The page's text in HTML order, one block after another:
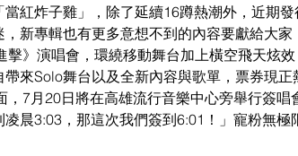
紅炸子雞」，除了延續16蹲熱潮外，近期
新專輯也有更多意想不到的內容要獻給大
》演唱會，環繞移動舞台加上橫空飛天炫
來Solo舞台以及全新內容與歌單，票券現
7月20日將在高雄流行音樂中心旁舉行簽唱
凌晨3:03，那這次我們簽到6:01！」寵粉無極